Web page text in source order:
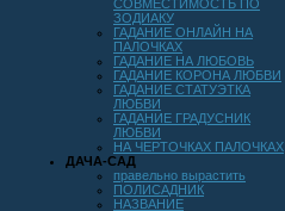
СОВМЕСТИМОСТЬ ПО
ЗОДИАКУ
ГАДАНИЕ ОНЛАЙН НА
ПАЛОЧКАХ
ГАДАНИЕ НА ЛЮБОВЬ
ГАДАНИЕ КОРОНА ЛЮБВИ
ГАДАНИЕ СТАТУЭТКА
ЛЮБВИ
ГАДАНИЕ ГРАДУСНИК
ЛЮБВИ
НА ЧЕРТОЧКАХ ПАЛОЧКАХ
ДАЧА-САД
правельно вырастить
ПОЛИСАДНИК
НАЗВАНИЕ